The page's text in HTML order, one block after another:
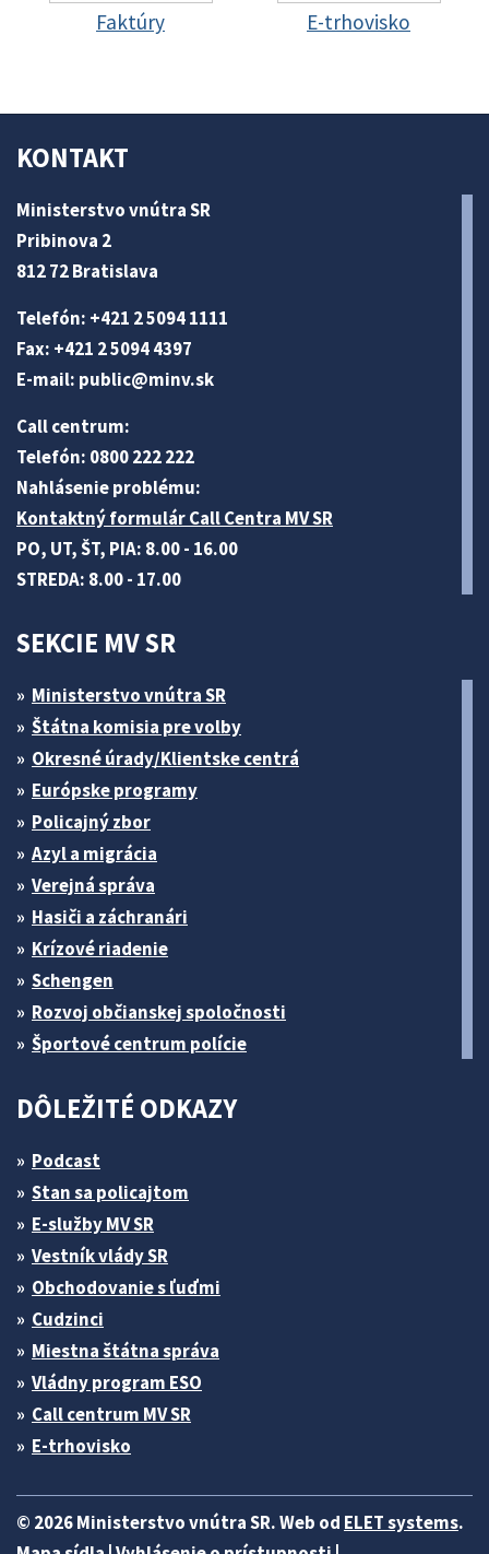
Faktúry E-trhovisko
KONTAKT
Ministerstvo vnútra SR
Pribinova 2
812 72 Bratislava
Telefón: +421 2 5094 1111
Fax: +421 2 5094 4397
E-mail: public@minv.sk
Call centrum:
Telefón: 0800 222 222
Nahlásenie problému:
Kontaktný formulár Call Centra MV SR
PO, UT, ŠT, PIA: 8.00 - 16.00
STREDA: 8.00 - 17.00
SEKCIE MV SR
Ministerstvo vnútra SR
Štátna komisia pre volby
Okresné úrady/Klientske centrá
Európske programy
Policajný zbor
Azyl a migrácia
Verejná správa
Hasiči a záchranári
Krízové riadenie
Schengen
Rozvoj občianskej spoločnosti
Športové centrum polície
DÔLEŽITÉ ODKAZY
Podcast
Stan sa policajtom
E-služby MV SR
Vestník vlády SR
Obchodovanie s ľuďmi
Cudzinci
Miestna štátna správa
Vládny program ESO
Call centrum MV SR
E-trhovisko
© 2026 Ministerstvo vnútra SR. Web od ELET systems.